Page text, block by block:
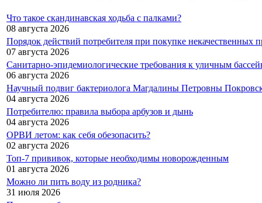
Что такое скандинавская ходьба с палками?
08 августа 2026
Порядок действий потребителя при покупке некачественных
07 августа 2026
Санитарно-эпидемиологические требования к уличным
06 августа 2026
Научный подвиг бактериолога Магдалины Петровны
04 августа 2026
Потребителю: правила выбора арбузов и дынь
04 августа 2026
ОРВИ летом: как себя обезопасить?
02 августа 2026
Топ-7 прививок, которые необходимы новорожденным
01 августа 2026
Можно ли пить воду из родника?
31 июля 2026